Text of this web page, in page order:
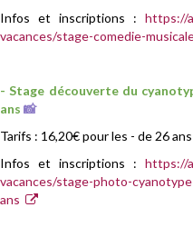
Infos et inscriptions : https://
vacances/stage-comedie-
- Stage découverte du
ans 📸
Tarifs : 16,20€ pour les - de 26
Infos et inscriptions : https://
vacances/stage-photo-
ans